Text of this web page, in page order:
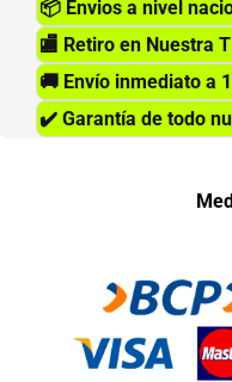
📦 Envios a nivel
🏬 Retiro en Nuestra
🚚 Envío inmediato a
✔️ Garantía de todo